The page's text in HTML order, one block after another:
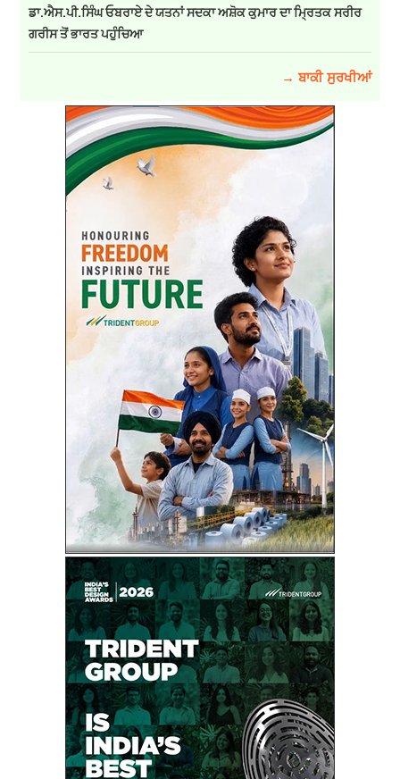
ਡਾ.ਐਸ.ਪੀ.ਸਿੰਘ ਓਬਰਾਏ ਦੇ ਯਤਨਾਂ ਸਦਕਾ ਅਸ਼ੋਕ ਕੁਮਾਰ ਦਾ ਮ੍ਰਿਤਕ ਸਰੀਰ
ਗਰੀਸ ਤੋਂ ਭਾਰਤ ਪਹੁੰਚਿਆ
→ ਬਾਕੀ ਸੁਰਖੀਆਂ